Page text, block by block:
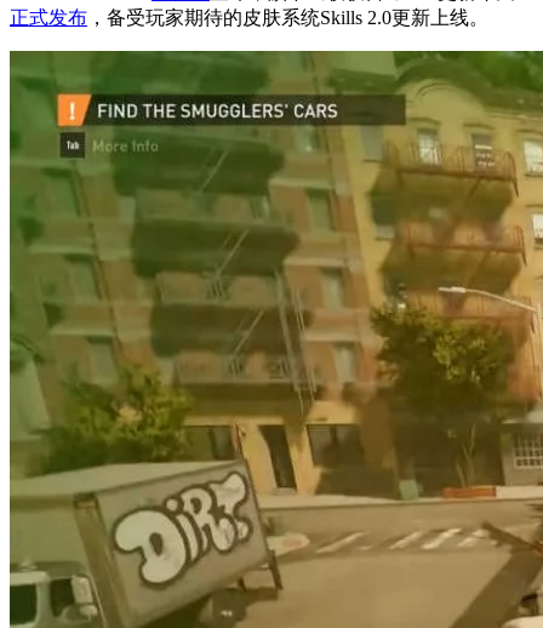
正式发布 ，备受玩家期待的皮肤系统Skills 2.0更新上线。